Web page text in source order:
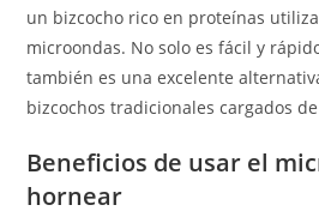
un bizcocho rico en proteínas
microondas. No solo es fácil y
también es una excelente
bizcochos tradicionales cargados
Beneficios de usar el
hornear